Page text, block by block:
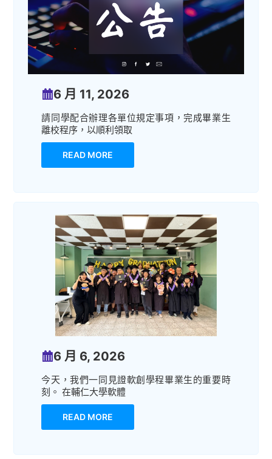
6 月 11, 2026
請同學配合辦理各單位規定事項，完成畢業生
離校程序，以順利領取
READ MORE
6 月 6, 2026
今天，我們一同見證軟創學程畢業生的重要時
刻。 在輔仁大學軟體
READ MORE